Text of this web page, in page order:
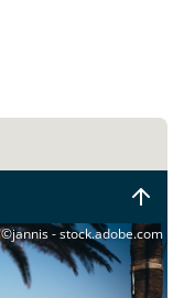
©jannis - stock.adobe.com